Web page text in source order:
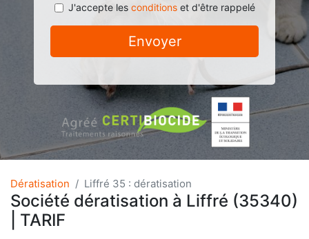
J'accepte les conditionset d'être rappelé
Envoyer
Dératisation Liffré 35 : dératisation
Société dératisation à Liffré (35340)
| TARIF